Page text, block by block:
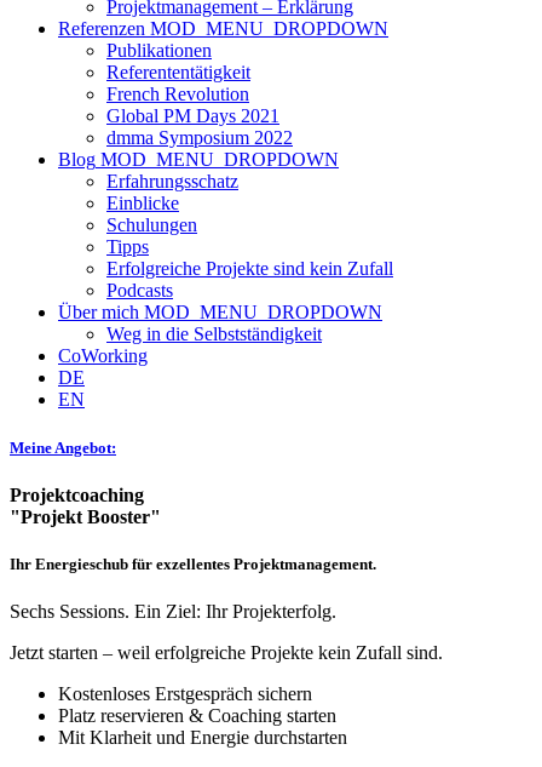
Projektmanagement – Erklärung
Referenzen MOD_MENU_DROPDOWN
Publikationen
Referententätigkeit
French Revolution
Global PM Days 2021
dmma Symposium 2022
Blog MOD_MENU_DROPDOWN
Erfahrungsschatz
Einblicke
Schulungen
Tipps
Erfolgreiche Projekte sind kein Zufall
Podcasts
Über mich MOD_MENU_DROPDOWN
Weg in die Selbstständigkeit
CoWorking
DE
EN
Meine Angebot:
Projektcoaching
"Projekt Booster"
Ihr Energieschub für exzellentes Projektmanagement.
Sechs Sessions. Ein Ziel: Ihr Projekterfolg.
Jetzt starten – weil erfolgreiche Projekte kein Zufall sind.
Kostenloses Erstgespräch sichern
Platz reservieren & Coaching starten
Mit Klarheit und Energie durchstarten